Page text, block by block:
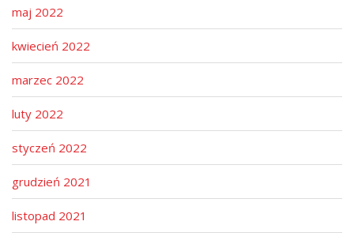
maj 2022
kwiecień 2022
marzec 2022
luty 2022
styczeń 2022
grudzień 2021
listopad 2021